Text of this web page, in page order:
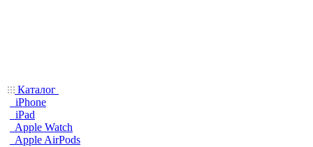
Каталог
iPhone
iPad
Apple Watch
Apple AirPods